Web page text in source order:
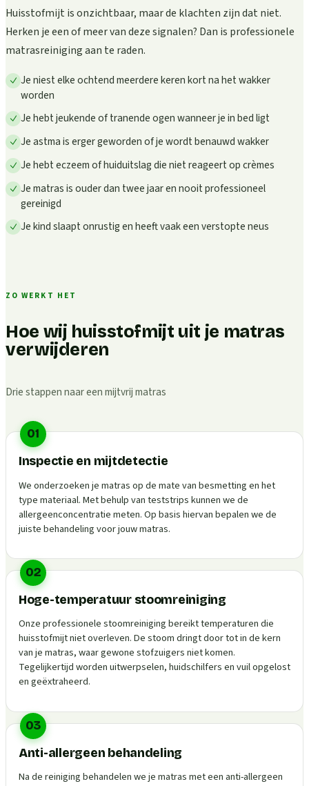
Huisstofmijt is onzichtbaar, maar de klachten zijn dat niet.
Herken je een of meer van deze signalen? Dan is professionele
matrasreiniging aan te raden.
Je niest elke ochtend meerdere keren kort na het wakker
worden
Je hebt jeukende of tranende ogen wanneer je in bed ligt
Je astma is erger geworden of je wordt benauwd wakker
Je hebt eczeem of huiduitslag die niet reageert op crèmes
Je matras is ouder dan twee jaar en nooit professioneel
gereinigd
Je kind slaapt onrustig en heeft vaak een verstopte neus
ZO WERKT HET
Hoe wij huisstofmijt uit je matras
verwijderen
Drie stappen naar een mijtvrij matras
01
Inspectie en mijtdetectie
We onderzoeken je matras op de mate van besmetting en het
type materiaal. Met behulp van teststrips kunnen we de
allergeenconcentratie meten. Op basis hiervan bepalen we de
juiste behandeling voor jouw matras.
02
Hoge-temperatuur stoomreiniging
Onze professionele stoomreiniging bereikt temperaturen die
huisstofmijt niet overleven. De stoom dringt door tot in de kern
van je matras, waar gewone stofzuigers niet komen.
Tegelijkertijd worden uitwerpselen, huidschilfers en vuil opgelost
en geëxtraheerd.
03
Anti-allergeen behandeling
Na de reiniging behandelen we je matras met een anti-allergeen